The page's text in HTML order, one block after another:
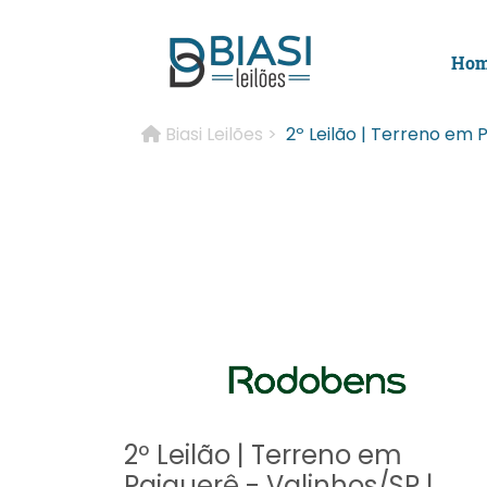
Biasi Leilões > 2º Leilão | Terreno em
2º Leilão | Terreno em